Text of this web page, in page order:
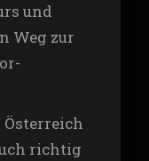
und
Weg zur
richtig